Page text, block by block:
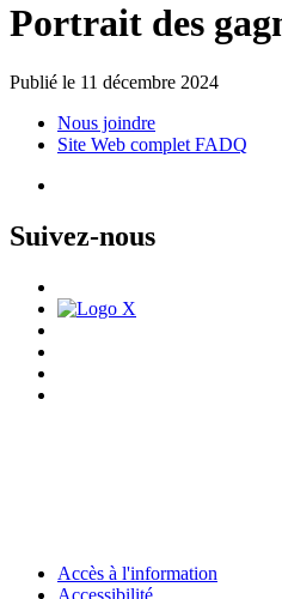
Portrait des
Publié le 11 décembre 2024
Nous joindre
Site Web complet FADQ
Suivez-nous
Accès à l'information
Accessibilité